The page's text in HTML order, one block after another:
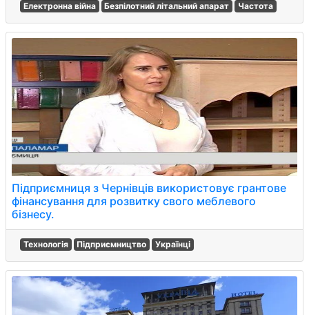
Електронна війна Безпілотний літальний апарат Частота
Підприємниця з Чернівців використовує грантове
фінансування для розвитку свого меблевого
бізнесу.
Технологія Підприємництво Українці